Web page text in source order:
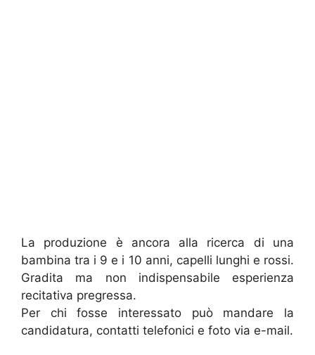
La produzione è ancora alla ricerca di una
bambina tra i 9 e i 10 anni, capelli lunghi e rossi.
Gradita ma non indispensabile esperienza
recitativa pregressa.
Per chi fosse interessato può mandare la
candidatura, contatti telefonici e foto via e-mail.